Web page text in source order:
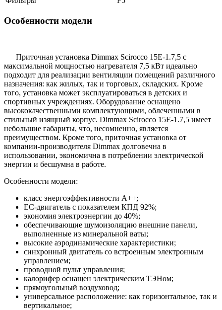
Особенности модели
Приточная установка Dimmax Scirocco 15E-1.7,5 с
максимальной мощностью нагревателя 7,5 кВт идеально
подходит для реализации вентиляции помещений различного
назначения: как жилых, так и торговых, складских. Кроме
того, установка может эксплуатироваться в детских и
спортивных учреждениях. Оборудование оснащено
высококачественными комплектующими, облеченными в
стильный изящный корпус. Dimmax Scirocco 15E-1.7,5 имеет
небольшие габариты, что, несомненно, является
преимуществом. Кроме того, приточная установка от
компании-производителя Dimmax долговечна в
использовании, экономична в потреблении электрической
энергии и бесшумна в работе.
Особенности модели:
класс энергоэффективности А++;
ЕС-двигатель с показателем КПД 92%;
экономия электроэнергии до 40%;
обеспечивающие шумоизоляцию внешние панели,
выполненные из минеральной ваты;
высокие аэродинамические характеристики;
синхронный двигатель со встроенным электронным
управлением;
проводной пульт управления;
калорифер оснащен электрическим ТЭНом;
прямоугольный воздуховод;
универсальное расположение: как горизонтальное, так и
вертикальное;